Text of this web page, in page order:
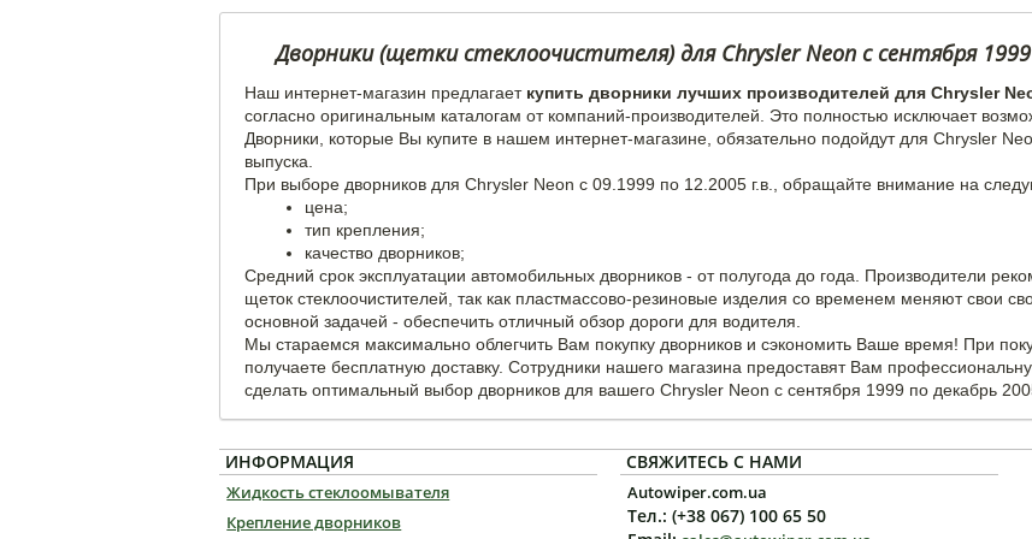
Дворники (щетки стеклоочистителя) для Chrysler Neon c сентября 1999
Наш интернет-магазин предлагаеткупить дворники лучших производителей для Chrysler
согласно оригинальным каталогам от компаний-производителей. Это полностью исключает
Дворники, которые Вы купите в нашем интернет-магазине, обязательно подойдут для Chrysler
выпуска.
При выборе дворников для Chrysler Neon с 09.1999 по 12.2005 г.в., обращайте внимание на
цена;
тип крепления;
качество дворников;
Средний срок эксплуатации автомобильных дворников - от полугода до года. Производители
щеток стеклоочистителей, так как пластмассово-резиновые изделия со временем меняют свои
основной задачей - обеспечить отличный обзор дороги для водителя.
Мы стараемся максимально облегчить Вам покупку дворников и сэкономить Ваше время! При
получаете бесплатную доставку. Сотрудники нашего магазина предоставят Вам
сделать оптимальный выбор дворников для вашего Chrysler Neon с сентября 1999 по декабрь
ИНФОРМАЦИЯ
Жидкость стеклоомывателя
Крепление дворников
СВЯЖИТЕСЬ С НАМИ
Autowiper.com.ua
Тел.: (+38 067) 100 65 50